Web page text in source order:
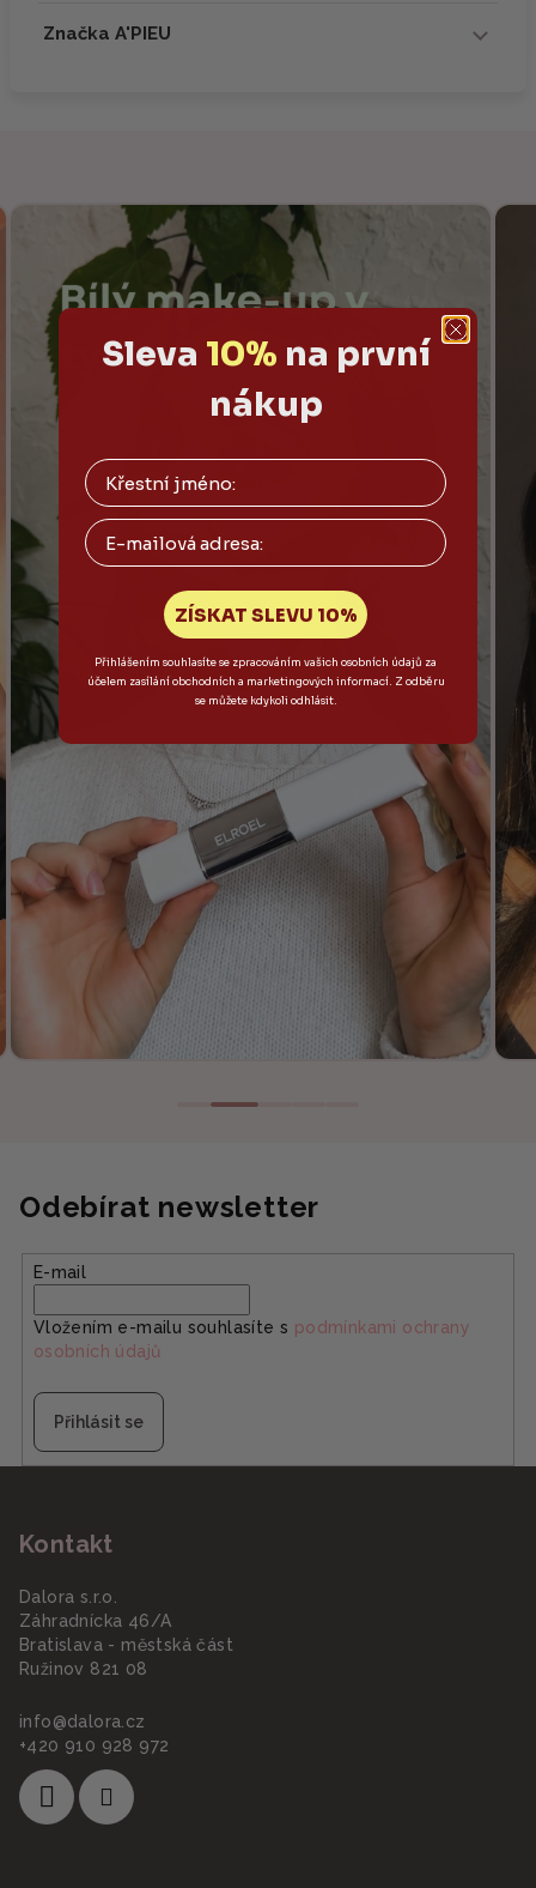
Značka A'PIEU
Odebírat newsletter
E-mail
Vložením e-mailu souhlasíte s podmínkami ochrany
osobních údajů
Přihlásit se
Kontakt
Dalora s.r.o.
Záhradnícka 46/A
Bratislava - městská část
Ružinov 821 08
info@dalora.cz
+420 910 928 972
Sleva 10% na první
nákup
Email
ZÍSKAT SLEVU 10%
Přihlášením souhlasíte se zpracováním vašich osobních údajů za
účelem zasílání obchodních a marketingových informací. Z odběru
se můžete kdykoli odhlásit.